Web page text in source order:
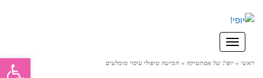
תפריט
ראשי » יופי! של אסתטיקה » חמישה טיפולי עיסוי מומלצים פתח